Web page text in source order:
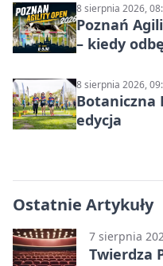
8 sierpnia 2026,
Poznań
– kiedy
8 sierpnia 2026,
Botaniczna
edycja
Ostatnie Artykuły
7 sierpnia
Twierdza